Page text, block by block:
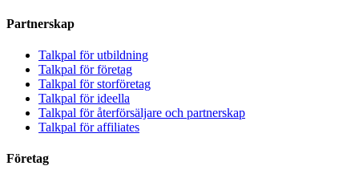
Partnerskap
Talkpal för utbildning
Talkpal för företag
Talkpal för storföretag
Talkpal för ideella
Talkpal för återförsäljare och partnerskap
Talkpal för affiliates
Företag